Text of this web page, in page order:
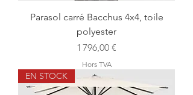
Parasol carré Bacchus 4x4, toile
polyester
Prix
1 796,00 €
Hors TVA
EN STOCK